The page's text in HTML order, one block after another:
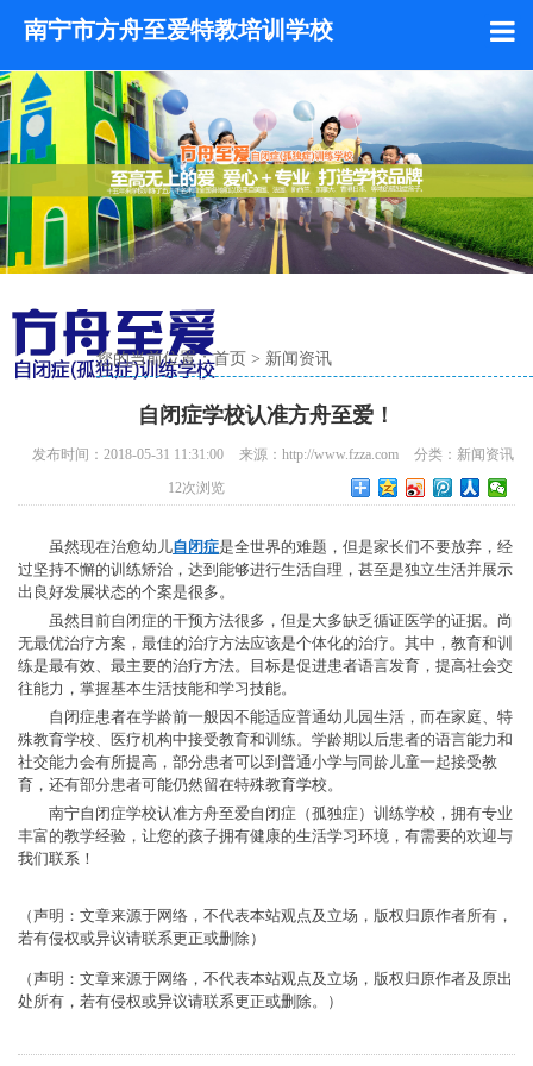
南宁市方舟至爱特教培训学校
您的当前位置：首页 > 新闻资讯
自闭症学校认准方舟至爱！
发布时间：2018-05-31 11:31:00 来源：http://www.fzza.com 分类： 新闻资讯
12次浏览
虽然现在治愈幼儿自闭症是全世界的难题，但是家长们不要放弃，经
过坚持不懈的训练矫治，达到能够进行生活自理，甚至是独立生活并展示
出良好发展状态的个案是很多。
虽然目前自闭症的干预方法很多，但是大多缺乏循证医学的证据。尚
无最优治疗方案，最佳的治疗方法应该是个体化的治疗。其中，教育和训
练是最有效、最主要的治疗方法。目标是促进患者语言发育，提高社会交
往能力，掌握基本生活技能和学习技能。
自闭症患者在学龄前一般因不能适应普通幼儿园生活，而在家庭、特
殊教育学校、医疗机构中接受教育和训练。学龄期以后患者的语言能力和
社交能力会有所提高，部分患者可以到普通小学与同龄儿童一起接受教
育，还有部分患者可能仍然留在特殊教育学校。
南宁自闭症学校认准方舟至爱自闭症（孤独症）训练学校，拥有专业
丰富的教学经验，让您的孩子拥有健康的生活学习环境，有需要的欢迎与
我们联系！
（声明：文章来源于网络，不代表本站观点及立场，版权归原作者所有，
若有侵权或异议请联系更正或删除）
（声明：文章来源于网络，不代表本站观点及立场，版权归原作者及原出
处所有，若有侵权或异议请联系更正或删除。）